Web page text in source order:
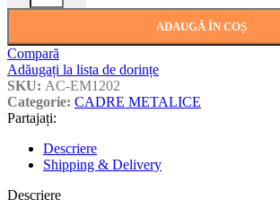
ADAUGĂ ÎN COȘ
Compară
Adăugați la lista de dorințe
SKU: AC-EM1202
Categorie: CADRE METALICE
Partajați:
Descriere
Shipping & Delivery
Descriere